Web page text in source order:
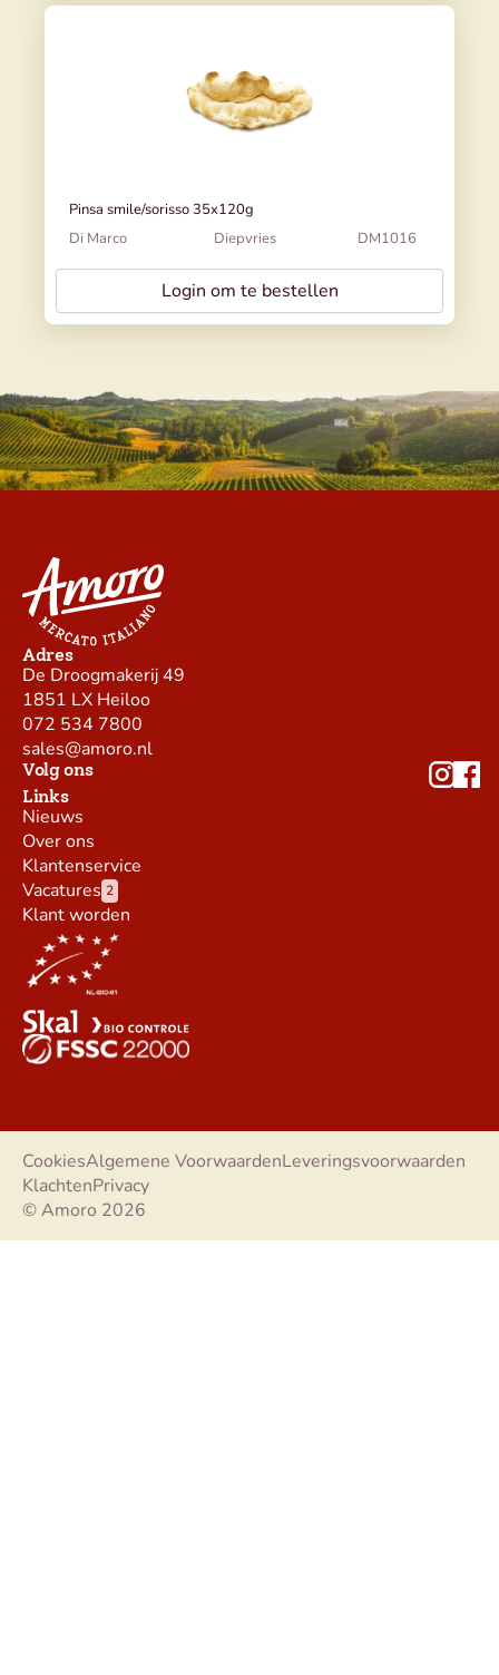
Pinsa smile/sorisso 35x120g
Di Marco
Diepvries DM1016
Login om te bestellen
Adres
De Droogmakerij 49
1851 LX Heiloo
072 534 7800
sales@amoro.nl
Volg ons
Links
Nieuws
Over ons
Klantenservice
Vacatures 2
Klant worden
© Amoro 2026
CookiesAlgemene VoorwaardenLeveringsvoorwaarden
KlachtenPrivacy